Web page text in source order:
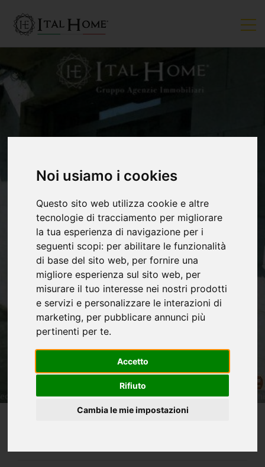
Noi usiamo i cookies
Questo sito web utilizza cookie e altre
tecnologie di tracciamento per migliorare
la tua esperienza di navigazione per i
seguenti scopi: per abilitare le funzionalità
di base del sito web, per fornire una
migliore esperienza sul sito web, per
misurare il tuo interesse nei nostri prodotti
e servizi e personalizzare le interazioni di
marketing, per pubblicare annunci più
pertinenti per te.
Accetto
Rifiuto
Cambia le mie impostazioni